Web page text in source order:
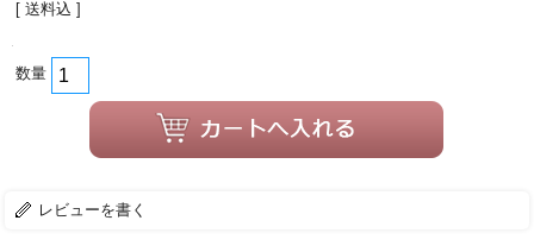
[ 送料込 ]
数量
レビューを書く